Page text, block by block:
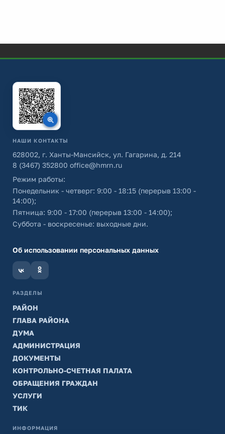
НАШИ КОНТАКТЫ
628002, г. Ханты-Мансийск, ул. Гагарина, д. 214
8 (3467) 352800 office@hmrn.ru
Режим работы:
Понедельник - четверг: 9:00 - 18:15 (перерыв 13:00 -
14:00);
Пятница: 9:00 - 17:00 (перерыв 13:00 - 14:00);
Суббота - воскресенье: выходные дни.
Об использовании персональных данных
РАЗДЕЛЫ
РАЙОН
ГЛАВА РАЙОНА
ДУМА
АДМИНИСТРАЦИЯ
ДОКУМЕНТЫ
КОНТРОЛЬНО-СЧЕТНАЯ ПАЛАТА
ОБРАЩЕНИЯ ГРАЖДАН
УСЛУГИ
ТИК
ИНФОРМАЦИЯ